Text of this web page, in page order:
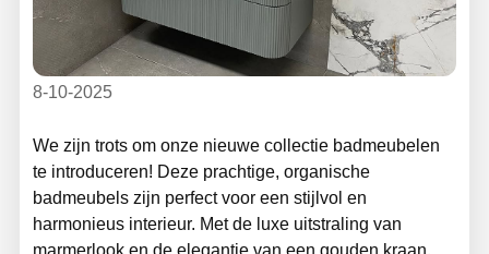
8-10-2025
We zijn trots om onze nieuwe collectie badmeubelen
te introduceren! Deze prachtige, organische
badmeubels zijn perfect voor een stijlvol en
harmonieus interieur. Met de luxe uitstraling van